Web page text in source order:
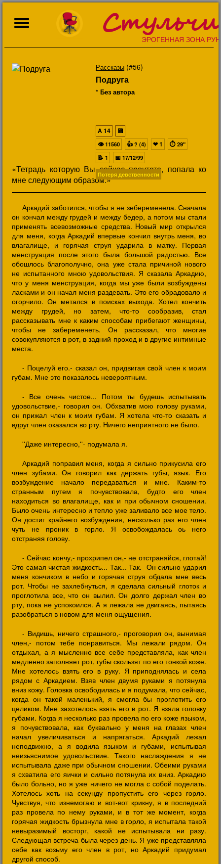
ЭРОГЕННАЯ ЗОНА
Рассказы (#56)
Подруга
* Без автора
«Тетрадь которую Вы сейчас прочтете, попала ко
мне следующим образом.»
A14
💾
👁11560 👍 ? (4) ❤1 ⏱ 29"
📝 1 📅 17/12/99
Потеря девственности
Аркадий заботился, чтобы я не зебеременела. Сначала
он кончал между грудей и между бедер, а потом мы стали
применять всевозможные средства. Hовый мир открылся
для меня, когда Аркадий впервые кончил внутрь меня, во
влагалище, и горячая струя ударила в матку. Первая
менструация после этого была большой радостью. Все
обошлось благополучно, она уже стала причиной нового
не испытанного мною удовольствия. Я сказала Аркадию,
что у меня менструация, когда мы уже были возбуждены
ласками и он начал меня раздевать. Это его обрадовало и
огорчило. Он метался в поисках выхода. Хотел кончить
между грудей, но затем, что-то сообразив, стал
рассказывать мне к каким способам прибегают женщины,
чтобы не забеременеть. Он рассказал, что многие
совокупляются в рот, в задний проход и в другие интимные
места.
- Поцелуй его.- сказал он, придвигая свой член к моим
губам. Мне это показалось невероятным.
- Все очень чистое... Потом ты будешь испытывать
удовольствие,- говорил он. Обхватив мою голову руками,
он прижал член к моим губам. Я хотела что-то сказать и
вдруг член оказался во рту. Hичего неприятного не было.
''Даже интересно,''- подумала я.
Аркадий поправил меня, когда я сильно прикусила его
член зубами. Он говорил как держать губы, язык. Его
возбуждение начало передаваться и мне. Каким-то
странным путем я почувствовала, будто его член
находиться во влагалище, как и при обычном сношении.
Было очень интересно и тепло уже заливало все мое тело.
Он достиг крайнего возбуждения, несколько раз его член
чуть не проник в горло. Я освобождалась оь него
отстраняя голову.
- Сейчас кончу,- прохрипел он,- не отстраняйся, глотай!
Это самая чистая жидкость... Так... Так.- Он сильно ударил
меня кончиком в небо и горячая струя обдала мне весь
рот. Чтобы не захлебнуться, я сделала сильный глоток и
проглотила все, что он вылил. Он долго держал член во
рту, пока не успокоился. А я лежала не двигаясь, пытаясь
разобраться в новом для меня ощущения.
- Видишь, ничего страшного,- проговорил он, вынимая
член,- потом тебе понравиться. Мы лежали рядом. Он
отдыхал, а я мысленно все себе представляла, как член
медленно заполняет рот, губы скользят по его тонкой коже.
Мне хотелось взять его в руку. Я приподнялась и села
рядом с Аркадием. Взяв член двумя руками я потянула
вниз кожу. Головка освободилась и я подумала, что сейчас,
когда он такой маленький, я смогла бы проглотить его
целиком. Мне захотелось взять его в рот. Я взяла головку
губами. Когда я несколько раз провела по его коже языком,
я почувствовала, как буквально у меня на глазах член
начал увеличиваться и напрягаться. Аркадий лежал
неподвижно, а я водила языком и губами, испытывая
неизьяснимое удовольствие. Такого наслаждения я не
испытывала даже при обычном сношении. Обеими руками
я схватила его яички и сильно потянула их вниз. Аркадию
было больно, но я уже ничего не могла с собой поделать.
Хотелось хоть на секунду пропустить его через горло.
Чувствуя, что изнемогаю и вот-вот крикну, я в последний
раз провела по нему руками, и в тот же момент, когда
горячая жидкость брызнула мне в горло, я испытала такой
невыразимый восторг, какой не испытывала ни разу.
Следующая встреча была через день. Я уже представляла
себе как возьму его член в рот, но Аркадий придумал
другой способ.